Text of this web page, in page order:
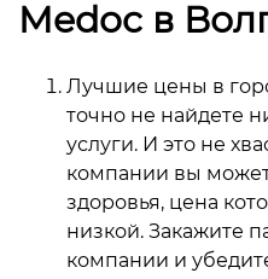
Medoc в
Лучшие цены в
точно не найдете
услуги. И это не
компании вы
здоровья, цена
низкой. Закажите
компании и